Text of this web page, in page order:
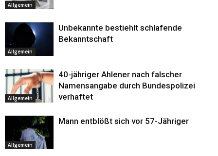
Allgemein
Allgemein
Unbekannte bestiehlt schlafende
Bekanntschaft
Allgemein
40-jähriger Ahlener nach falscher
Namensangabe durch Bundespolizei
verhaftet
Allgemein
Mann entblößt sich vor 57-Jähriger